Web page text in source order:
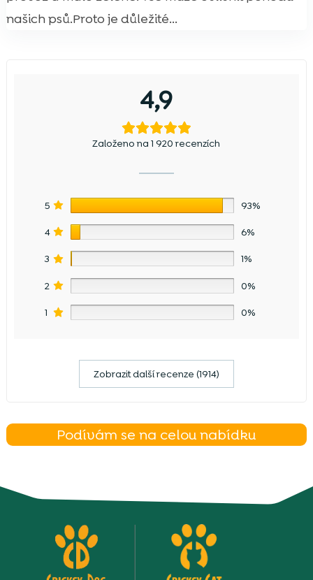
našich psů.Proto je důležité...
4,9
Založeno na 1 920 recenzích
5 93%
4 6%
3 1%
2 0%
1 0%
Zobrazit další recenze (1914)
Podívám se na celou nabídku